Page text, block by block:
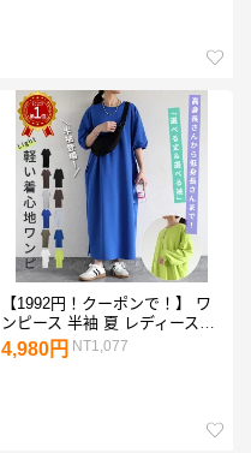
【1992円！クーポンで！】 ワ
ンピース 半袖 夏 レディース
スウェットワンピ ライトスウ
ェット 長袖 無地 ロング丈 マ
付 選べる丈 低身長 高身長 [郵
4,980円 NT1,077